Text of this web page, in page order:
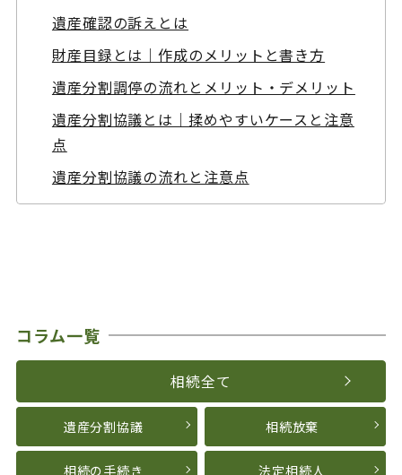
遺産確認の訴えとは
財産目録とは｜作成のメリットと書き方
遺産分割調停の流れとメリット・デメリット
遺産分割協議とは｜揉めやすいケースと注意
点
遺産分割協議の流れと注意点
コラム一覧
相続全て
遺産分割協議 相続放棄
相続の手続き 法定相続人